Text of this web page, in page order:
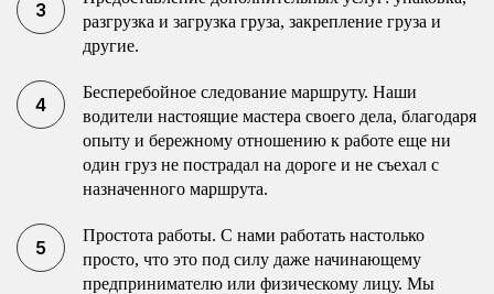
разгрузка и загрузка груза, закрепление груза и
другие.
Бесперебойное следование маршруту. Наши
водители настоящие мастера своего дела, благодаря
опыту и бережному отношению к работе еще ни
один груз не пострадал на дороге и не съехал с
назначенного маршрута.
Простота работы. С нами работать настолько
просто, что это под силу даже начинающему
предпринимателю или физическому лицу. Мы